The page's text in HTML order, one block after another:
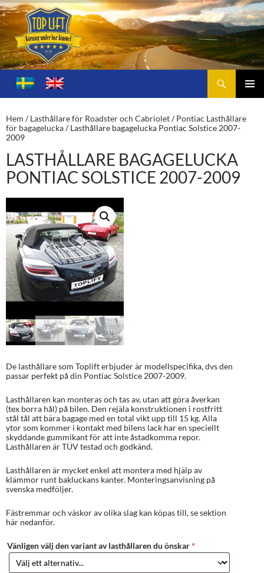
Toplift.se – för körning under bar himmel
HOPPA
TILL
Hem /Lasthållare för Roadster och Cabriolet/Pontiac Lasthållare
för bagagelucka/ Lasthållare bagagelucka Pontiac Solstice 2007-
2009
LASTHÅLLARE BAGAGELUCKA
PONTIAC SOLSTICE 2007-2009
De lasthållare som Toplift erbjuder är modellspecifika, dvs den
passar perfekt på din Pontiac Solstice 2007-2009.
Lasthållaren kan monteras och tas av, utan att göra åverkan
(tex borra hål) på bilen. Den rejäla konstruktionen i rostfritt
stål tål att bära bagage med en total vikt upp till 15 kg. Alla
ytor som kommer i kontakt med bilens lack har en speciellt
skyddande gummikant för att inte åstadkomma repor.
Lasthållaren är TÜV testad och godkänd.
Lasthållaren är mycket enkel att montera med hjälp av
klämmor runt bakluckans kanter. Monteringsanvisning på
svenska medföljer.
Fästremmar och väskor av olika slag kan köpas till, se sektion
här nedanför.
Vänligen välj den variant av lasthållaren du önskar *